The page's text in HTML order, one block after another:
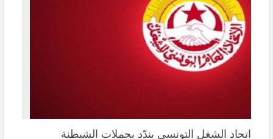
اتحاد الشغل التونسي يندّد بحملات الشيطنة